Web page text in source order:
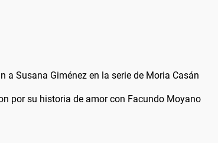
a Susana Giménez en la serie de Moria Casán
por su historia de amor con Facundo Moyano